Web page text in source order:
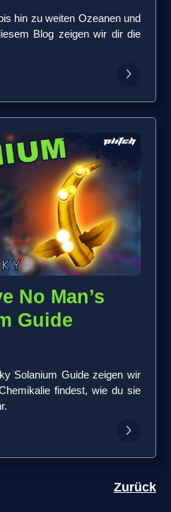
hin zu weiten Ozeanen und
Blog zeigen wir dir die
No Man’s
Guide
Solanium Guide zeigen wir
findest, wie du sie
Zurück